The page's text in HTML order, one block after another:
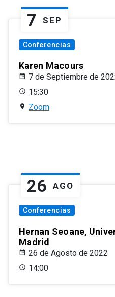
7 SEP
Conferencias
Karen Macours
7 de Septiembre de
15:30
Zoom
26 AGO
Conferencias
Hernan Seoane,
Madrid
26 de Agosto de 2022
14:00